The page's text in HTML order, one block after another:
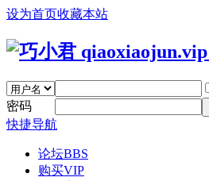
设为首页收藏本站
密码
快捷导航
论坛BBS
购买VIP